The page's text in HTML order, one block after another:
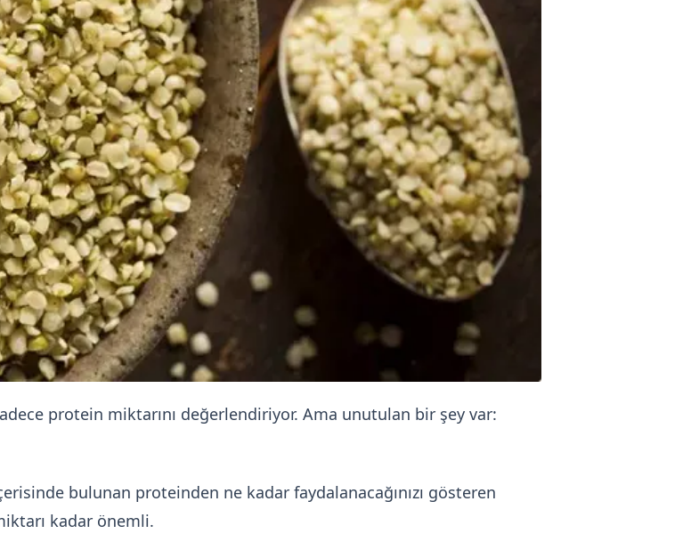
protein miktarını değerlendiriyor. Ama unutulan bir şey var:
bulunan proteinden ne kadar faydalanacağınızı gösteren
kadar önemli.